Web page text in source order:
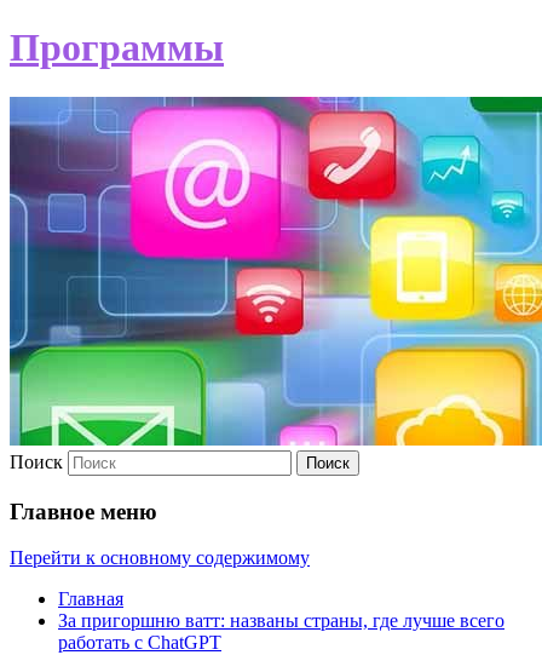
Программы
Поиск
Главное меню
Перейти к основному содержимому
Главная
За пригоршню ватт: названы страны, где лучше всего
работать с ChatGPT